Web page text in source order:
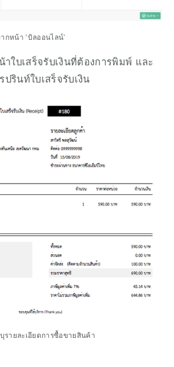
กหน้า ‘บิลออนไลน์’
ใบเสร็จรับเงินที่ต้องการพิมพ์ และ
รินท์ใบเสร็จรับเงิน
รายละเอียดการซื้อขายสินค้า